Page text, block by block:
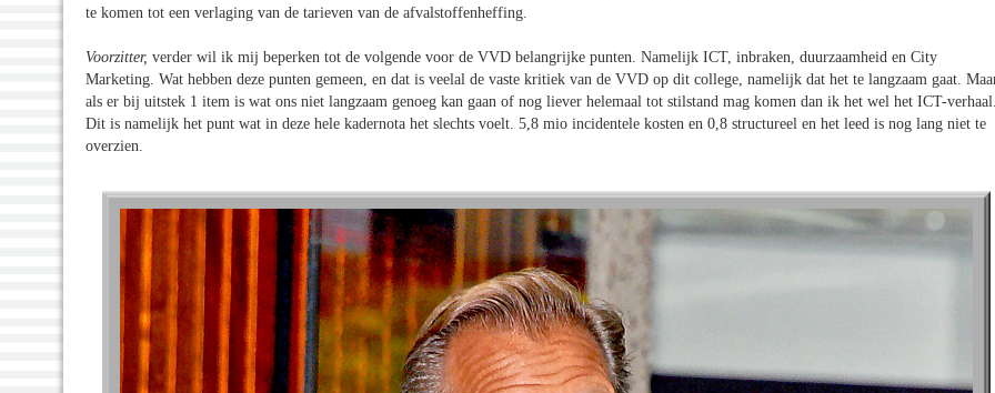
te komen tot een verlaging van de tarieven van de afvalstoffenheffing.
Voorzitter, verder wil ik mij beperken tot de volgende voor de VVD belangrijke punten. Namelijk ICT, inbraken, duurzaamheid en City
Marketing. Wat hebben deze punten gemeen, en dat is veelal de vaste kritiek van de VVD op dit college, namelijk dat het te langzaam gaat.
als er bij uitstek 1 item is wat ons niet langzaam genoeg kan gaan of nog liever helemaal tot stilstand mag komen dan ik het wel het ICT-
Dit is namelijk het punt wat in deze hele kadernota het slechts voelt. 5,8 mio incidentele kosten en 0,8 structureel en het leed is nog lang niet te
overzien.